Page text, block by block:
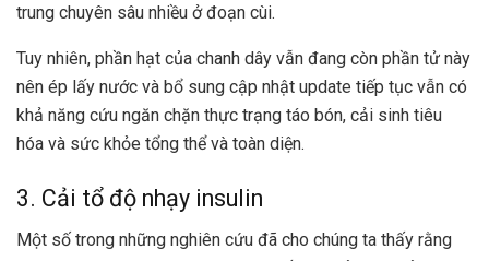
trung chuyên sâu nhiều ở đoạn cùi.
Tuy nhiên, phần hạt của chanh dây vẫn đang còn phần tử này
nên ép lấy nước và bổ sung cập nhật update tiếp tục vẫn có
khả năng cứu ngăn chặn thực trạng táo bón, cải sinh tiêu
hóa và sức khỏe tổng thể và toàn diện.
3. Cải tổ độ nhạy insulin
Một số trong những nghiên cứu đã cho chúng ta thấy rằng